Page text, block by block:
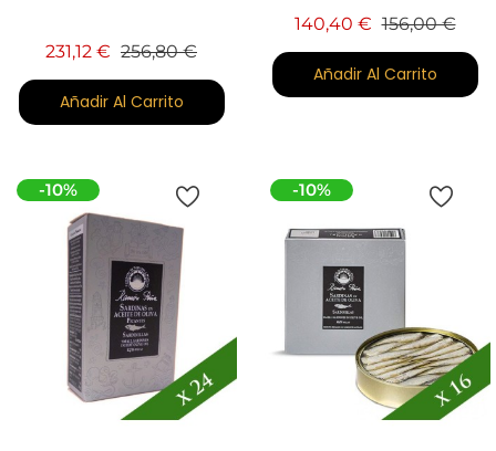
231,12 € Precio base
256,80 €Precio
Añadir Al Carrito
140,40 € Precio base
156,00 €
Añadir Al Carrito
-10% -10%